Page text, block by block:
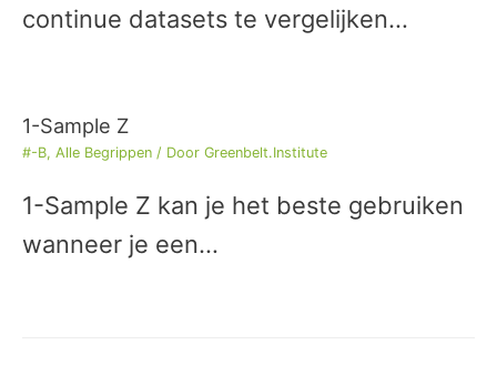
continue datasets te vergelijken…
1-Sample Z
#-B, Alle Begrippen / Door Greenbelt.Institute
1-Sample Z kan je het beste gebruiken
wanneer je een…